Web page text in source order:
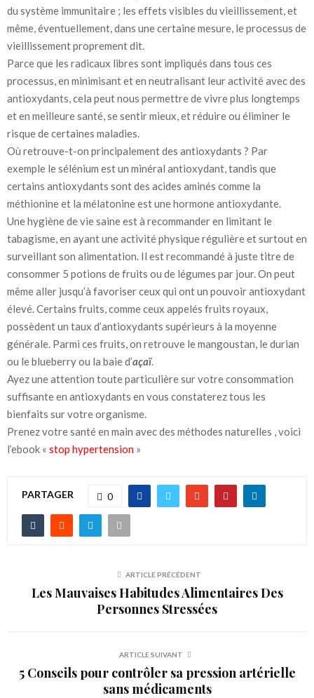
du système immunitaire ; les effets visibles du vieillissement, et
même, éventuellement, dans une certaine mesure, le processus de
vieillissement proprement dit.
Parce que les radicaux libres sont impliqués dans tous ces
processus, en minimisant et en neutralisant leur activité avec des
antioxydants, cela peut nous permettre de vivre plus longtemps
et en meilleure santé, se sentir mieux, et réduire ou éliminer le
risque de certaines maladies.
Où retrouve-t-on principalement des antioxydants ? Par
exemple le sélénium est un minéral antioxydant, tandis que
certains antioxydants sont des acides aminés comme la
méthionine et la mélatonine est une hormone antioxydante.
Une hygiène de vie saine est à recommander en limitant le
tabagisme, en ayant une activité physique régulière et surtout en
surveillant son alimentation. Il est recommandé à juste titre de
consommer 5 potions de fruits ou de légumes par jour. On peut
même aller jusqu’à favoriser ceux qui ont un pouvoir antioxydant
élevé. Certains fruits, comme ceux appelés fruits royaux,
possèdent un taux d’antioxydants supérieurs à la moyenne
générale. Parmi ces fruits, on retrouve le mangoustan, le durian
ou le blueberry ou la baie d’açaï.
Ayez une attention toute particulière sur votre consommation
suffisante en antioxydants en vous constaterez tous les
bienfaits sur votre organisme.
Prenez votre santé en main avec des méthodes naturelles , voici
l’ebook « stop hypertension »
PARTAGER 0
ARTICLE PRÉCÉDENT
Les Mauvaises Habitudes Alimentaires Des
Personnes Stressées
ARTICLE SUIVANT
5 Conseils pour contrôler sa pression artérielle
sans médicaments